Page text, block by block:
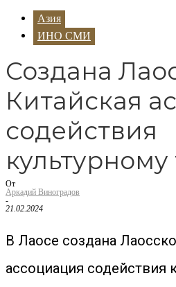
Азия
ИНО СМИ
Создана
Китайская
содействия
От
Аркадий Виноградов
-
21.02.2024
В Лаосе создана
ассоциация содействия